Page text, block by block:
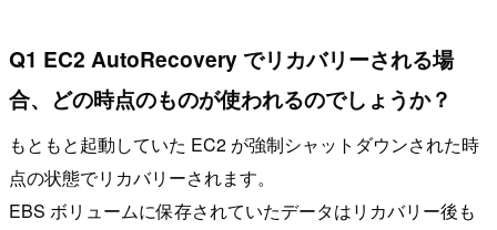
Q1 EC2 AutoRecovery でリカバリーされる場
合、どの時点のものが使われるのでしょうか？
もともと起動していた EC2 が強制シャットダウンされた時
点の状態でリカバリーされます。
EBS ボリュームに保存されていたデータはリカバリー後も